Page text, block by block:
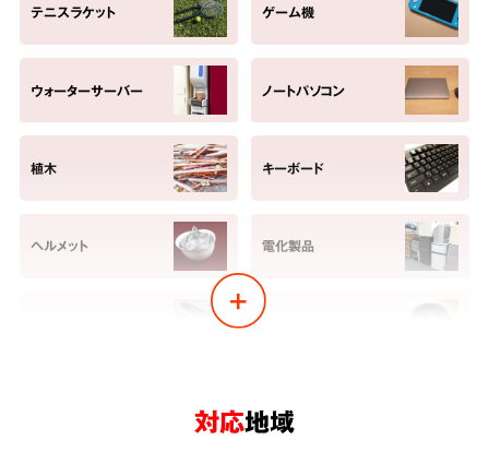
テニスラケット ゲーム機
ウォーターサーバー ノートパソコン
植木 キーボード
ヘルメット 電化製品
対応地域